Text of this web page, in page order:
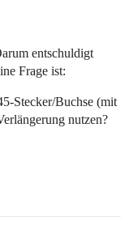
entschuldigt
Frage ist:
Stecker/Buchse (mit
nutzen?